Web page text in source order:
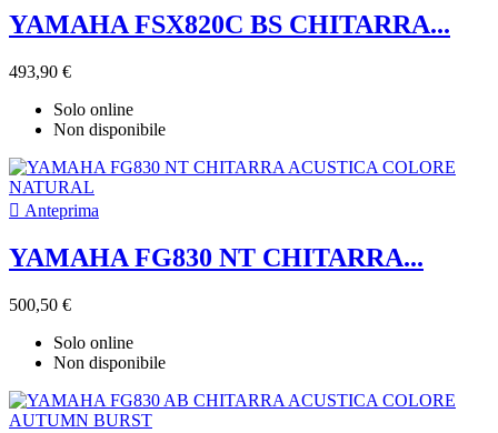
YAMAHA FSX820C BS CHITARRA...
493,90 €
Solo online
Non disponibile
 Anteprima
YAMAHA FG830 NT CHITARRA...
500,50 €
Solo online
Non disponibile